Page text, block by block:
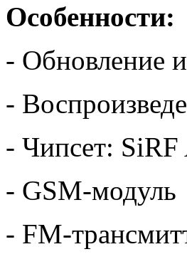
Особенности:
- Обновление
-
- Чипсет:
- GSM-модуль
- FM-